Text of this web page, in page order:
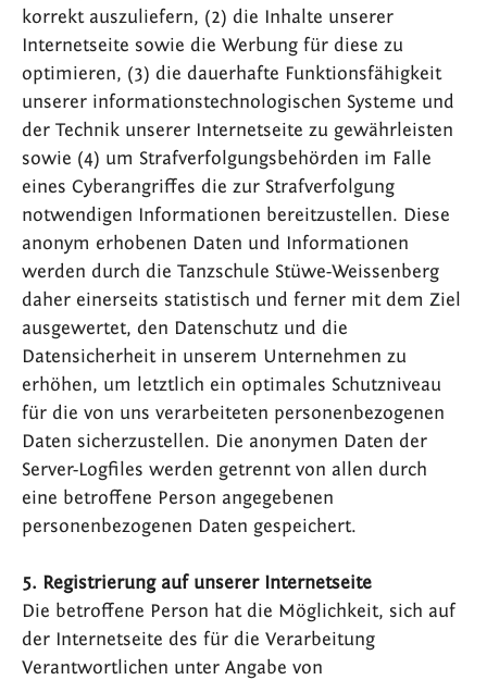
korrekt auszuliefern, (2) die Inhalte unserer
Internetseite sowie die Werbung für diese zu
optimieren, (3) die dauerhafte Funktionsfähigkeit
unserer informationstechnologischen Systeme und
der Technik unserer Internetseite zu gewährleisten
sowie (4) um Strafverfolgungsbehörden im Falle
eines Cyberangriffes die zur Strafverfolgung
notwendigen Informationen bereitzustellen. Diese
anonym erhobenen Daten und Informationen
werden durch die Tanzschule Stüwe-Weissenberg
daher einerseits statistisch und ferner mit dem Ziel
ausgewertet, den Datenschutz und die
Datensicherheit in unserem Unternehmen zu
erhöhen, um letztlich ein optimales Schutzniveau
für die von uns verarbeiteten personenbezogenen
Daten sicherzustellen. Die anonymen Daten der
Server-Logfiles werden getrennt von allen durch
eine betroffene Person angegebenen
personenbezogenen Daten gespeichert.
5. Registrierung auf unserer Internetseite
Die betroffene Person hat die Möglichkeit, sich auf
der Internetseite des für die Verarbeitung
Verantwortlichen unter Angabe von